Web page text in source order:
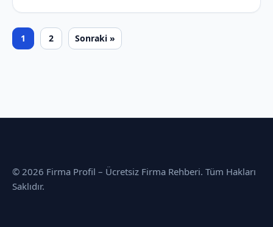
1 2 Sonraki »
© 2026 Firma Profil – Ücretsiz Firma Rehberi. Tüm Hakları
Saklıdır.